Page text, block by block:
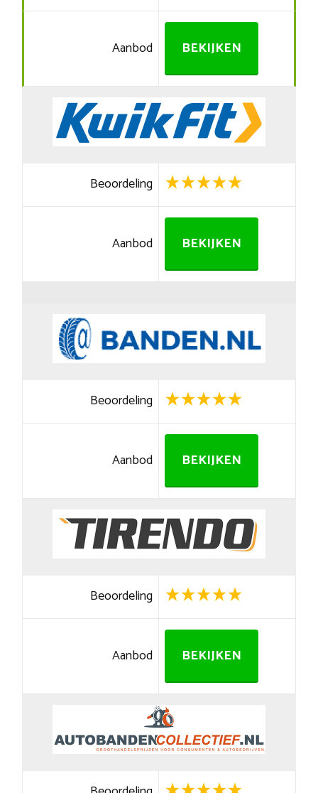
Aanbod BEKIJKEN
Beoordeling
Aanbod BEKIJKEN
Beoordeling
Aanbod BEKIJKEN
Beoordeling
Aanbod BEKIJKEN